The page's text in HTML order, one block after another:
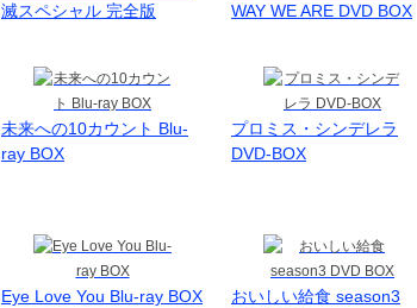
滅スペシャル 完全版
WAY WE ARE DVD BOX
未来への10カウント Blu-
ray BOX
プロミス・シンデレラ
DVD-BOX
Eye Love You Blu-ray BOX
おいしい給食 season3